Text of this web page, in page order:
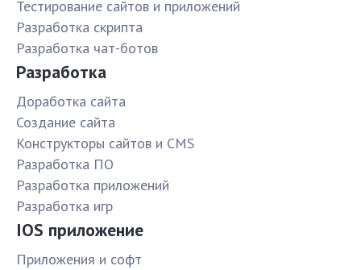
Тестирование сайтов и приложений
Разработка скрипта
Разработка чат-ботов
Разработка
Доработка сайта
Создание сайта
Конструкторы сайтов и CMS
Разработка ПО
Разработка приложений
Разработка игр
IOS приложение
Приложения и софт